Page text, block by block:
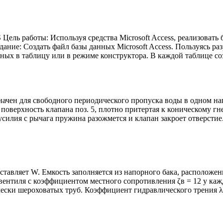
Используя средства Microsoft Access, реализовать
Создать файл базы данных Microsoft Access. Пользуясь
в таблицу или в режиме конструктора. В каждой таблице
для свободного периодического пропуска воды в одном
клапана поз. 5, плотно притертая к коническому
с рычага пружина разожмется и клапан закроет
W. Емкость заполняется из напорного бака,
с коэффициентом местного сопротивления ζв = 12 у
шероховатых труб. Коэффициент гидравлического трения